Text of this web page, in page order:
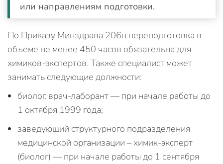
или направлениям подготовки.
По Приказу Минздрава 206н переподготовка в
объеме не менее 450 часов обязательна для
химиков-экспертов. Также специалист может
занимать следующие должности:
биолог, врач-лаборант — при начале работы до
1 октября 1999 года;
заведующий структурного подразделения
медицинской организации – химик-эксперт
(биолог) — при начале работы до 1 сентября